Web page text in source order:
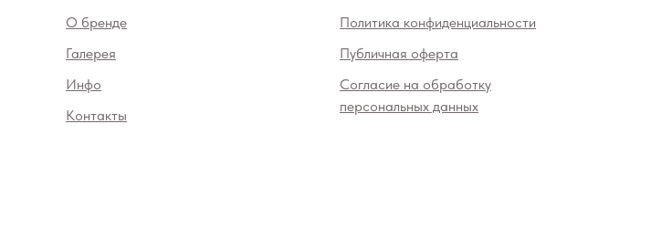
О бренде
Галерея
Инфо
Контакты
Политика конфиденциальности
Публичная оферта
Согласие на обработку
персональных данных